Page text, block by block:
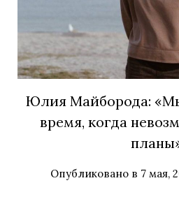
Юлия Майборода:
время, когда
Опубликовано в 7 мая,